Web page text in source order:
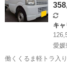
キャ
愛媛
働くくるま軽トラ入